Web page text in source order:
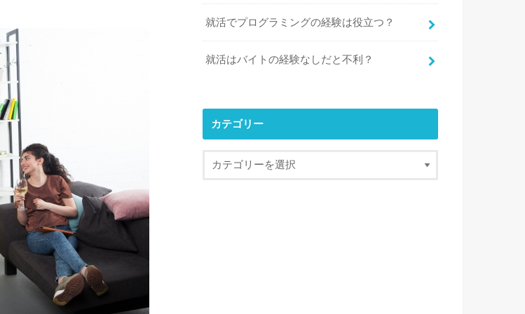
就活でプログラミングの経験は役立つ？
就活はバイトの経験なしだと不利？
カテゴリー